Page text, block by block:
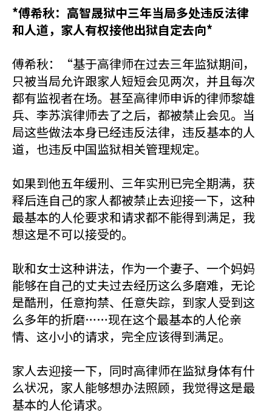
*傅希秋：高智晟狱中三年当局多处违反法律
和人道，家人有权接他出狱自定去向*
傅希秋：“基于高律师在过去三年监狱期间，
只被当局允许跟家人短短会见两次，并且每次
都有监视者在场。甚至高律师申诉的律师黎雄
兵、李苏滨律师去了之后，都被禁止会见。当
局这些做法本身已经违反法律，违反基本的人
道，也违反中国监狱相关管理规定。
如果到他五年缓刑、三年实刑已完全期满，获
释后连自己的家人都被禁止去迎接一下，这种
最基本的人伦要求和请求都不能得到满足，我
想这是不可以接受的。
耿和女士这种讲法，作为一个妻子、一个妈妈
能够在自己的丈夫过去经历这么多磨难，无论
是酷刑，任意拘禁、任意失踪，到家人受到这
么多年的折磨……现在这个最基本的人伦亲
情、这小小的请求，完全应该得到满足。
家人去迎接一下，同时高律师在监狱身体有什
么状况，家人能够想办法照顾，我觉得这是最
基本的人伦请求。